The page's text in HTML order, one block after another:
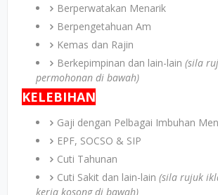
Berperwatakan Menarik
Berpengetahuan Am
Kemas dan Rajin
Berkepimpinan dan lain-lain (sila
permohonan di bawah)
KELEBIHAN
Gaji dengan Pelbagai Imbuhan
EPF, SOCSO & SIP
Cuti Tahunan
Cuti Sakit dan lain-lain (sila rujuk
kerja kosong di bawah)